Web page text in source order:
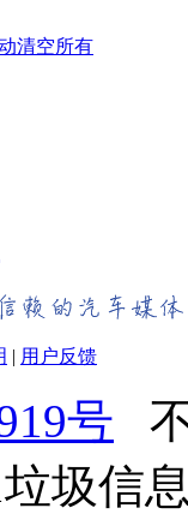
清空所有
| 用户反馈
号
圾信